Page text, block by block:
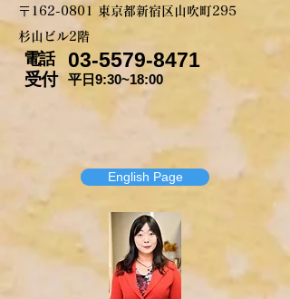
〒162-0801 東京都新宿区山吹町295
杉山ビル2階
電話
​受付
03-5579-8471
平日9:30~18:00
English Page